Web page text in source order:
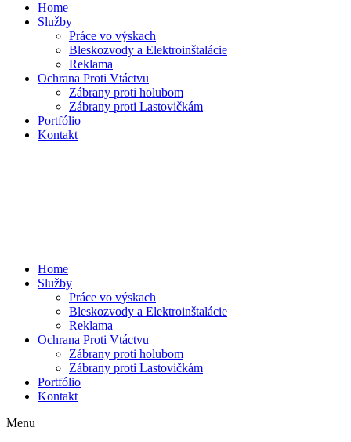
Home
Služby
Práce vo výskach
Bleskozvody a Elektroinštalácie
Reklama
Ochrana Proti Vtáctvu
Zábrany proti holubom
Zábrany proti Lastovičkám
Portfólio
Kontakt
Home
Služby
Práce vo výskach
Bleskozvody a Elektroinštalácie
Reklama
Ochrana Proti Vtáctvu
Zábrany proti holubom
Zábrany proti Lastovičkám
Portfólio
Kontakt
Menu